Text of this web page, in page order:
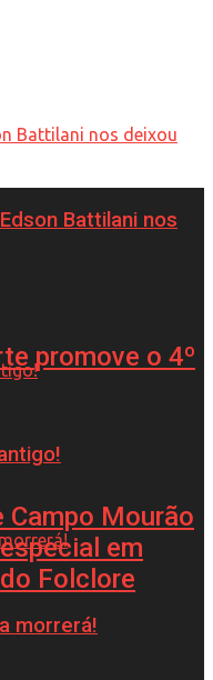
Battilani nos
morrerá!
promove o 4º
Mourão
em
Folclore